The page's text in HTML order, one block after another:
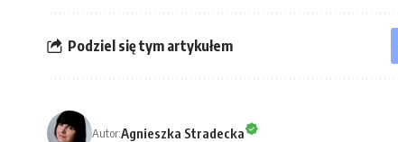
Podziel się tym artykułem
Autor:Agnieszka Stradecka